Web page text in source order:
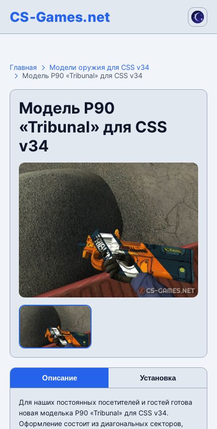
CS-Games.net
Главная
Модели оружия для CSS v34
Модель P90 «Tribunal» для CSS v34
Модель P90
«Tribunal» для CSS
v34
Описание Установка
Для наших постоянных посетителей и гостей готова
новая моделька P90 «Tribunal» для CSS v34.
Оформление состоит из диагональных секторов,